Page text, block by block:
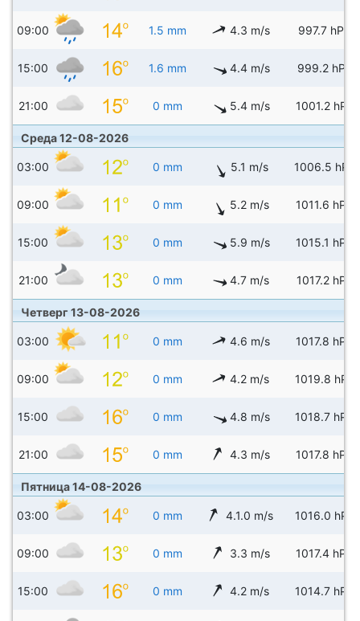
09:00 1.5 mm 4.3 m/s 997.7 hPa
15:00 1.6 mm 4.4 m/s 999.2 hPa
21:00 0 mm 5.4 m/s 1001.2 hPa
Среда 12-08-2026
03:00 0 mm 5.1 m/s 1006.5 hPa
09:00 0 mm 5.2 m/s 1011.6 hPa
15:00 0 mm 5.9 m/s 1015.1 hPa
21:00 0 mm 4.7 m/s 1017.2 hPa
Четверг 13-08-2026
03:00 0 mm 4.6 m/s 1017.8 hPa
09:00 0 mm 4.2 m/s 1019.8 hPa
15:00 0 mm 4.8 m/s 1018.7 hPa
21:00 0 mm 4.3 m/s 1017.8 hPa
Пятница 14-08-2026
03:00 0 mm 4.1.0 m/s 1016.0 hPa
09:00 0 mm 3.3 m/s 1017.4 hPa
15:00 0 mm 4.2 m/s 1014.7 hPa